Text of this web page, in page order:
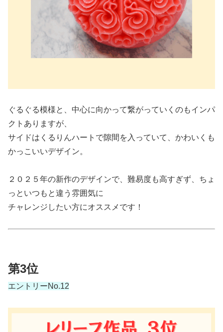
ぐるぐる模様と、中心に向かって繋がっていくのもインパ
クトありますが、
サイドはくるりんハートで隙間を入っていて、かわいくも
かっこいいデザイン。
２０２５年の新作のデザインで、難易度も高すぎず、ちょ
っといつもと違う雰囲気に
チャレンジしたい方にオススメです！
第3位
エントリーNo.12